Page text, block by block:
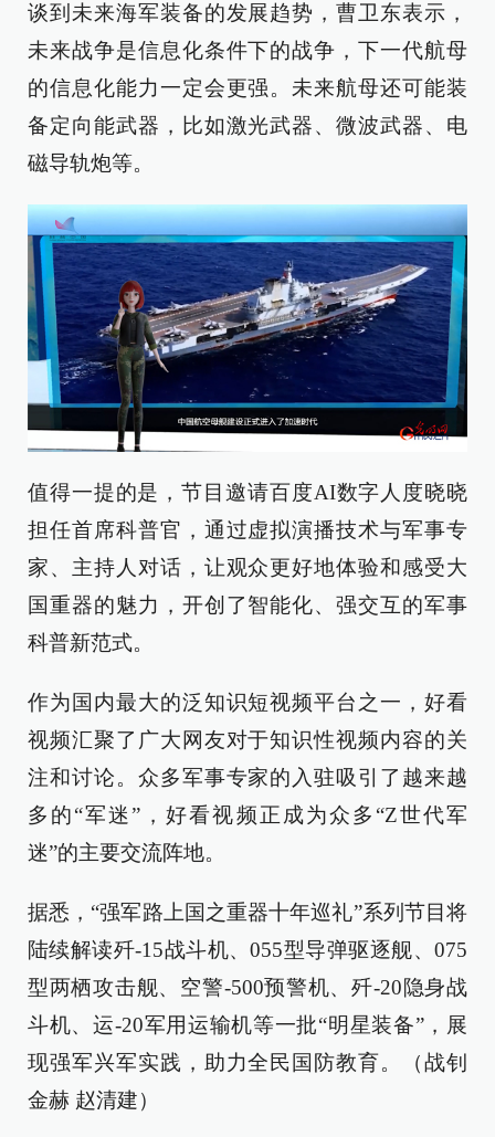
谈到未来海军装备的发展趋势，曹卫东表示，
未来战争是信息化条件下的战争，下一代航母
的信息化能力一定会更强。未来航母还可能装
备定向能武器，比如激光武器、微波武器、电
磁导轨炮等。
值得一提的是，节目邀请百度AI数字人度晓晓
担任首席科普官，通过虚拟演播技术与军事专
家、主持人对话，让观众更好地体验和感受大
国重器的魅力，开创了智能化、强交互的军事
科普新范式。
作为国内最大的泛知识短视频平台之一，好看
视频汇聚了广大网友对于知识性视频内容的关
注和讨论。众多军事专家的入驻吸引了越来越
多的“军迷”，好看视频正成为众多“Z世代军
迷”的主要交流阵地。
据悉，“强军路上国之重器十年巡礼”系列节目将
陆续解读歼-15战斗机、055型导弹驱逐舰、075
型两栖攻击舰、空警-500预警机、歼-20隐身战
斗机、运-20军用运输机等一批“明星装备”，展
现强军兴军实践，助力全民国防教育。（战钊
金赫 赵清建）